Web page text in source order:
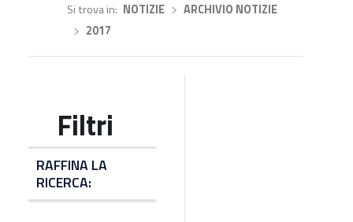
Si trova in NOTIZIE›
ARCHIVIO NOTIZIE
2017
RAFFINA LA
RICERCA: